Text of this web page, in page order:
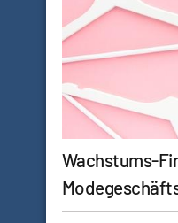
Wachstums-